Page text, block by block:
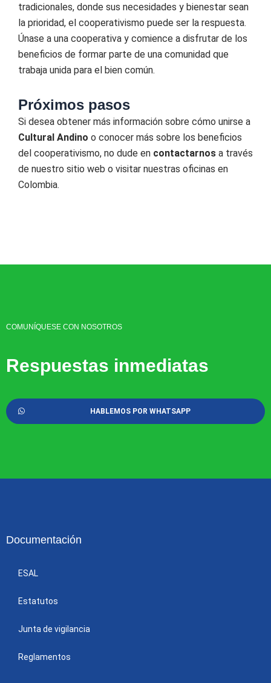
tradicionales, donde sus necesidades y bienestar sean
la prioridad, el cooperativismo puede ser la respuesta.
Únase a una cooperativa y comience a disfrutar de los
beneficios de formar parte de una comunidad que
trabaja unida para el bien común.
Próximos pasos
Si desea obtener más información sobre cómo unirse a
Cultural Andino o conocer más sobre los beneficios
del cooperativismo, no dude en contactarnos a través
de nuestro sitio web o visitar nuestras oficinas en
Colombia.
COMUNÍQUESE CON NOSOTROS
Respuestas inmediatas
HABLEMOS POR WHATSAPP
Documentación
ESAL
Estatutos
Junta de vigilancia
Reglamentos